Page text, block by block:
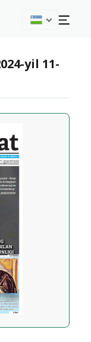
yil 11-